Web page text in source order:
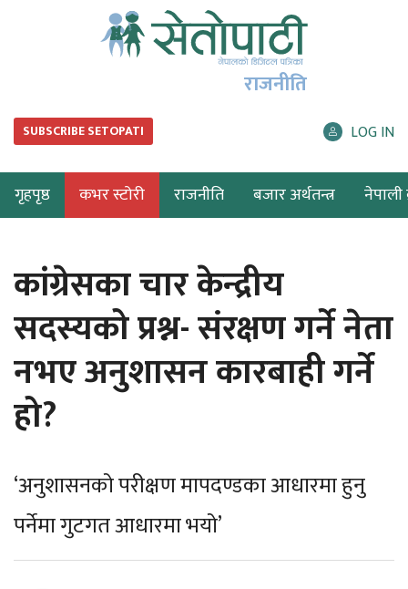
राजनीति
SUBSCRIBE SETOPATI LOG IN
गृहपृष्ठ कभर स्टोरी राजनीति बजार अर्थतन्त्र नेपाली
कांग्रेसका चार केन्द्रीय
सदस्यको प्रश्न- संरक्षण गर्ने नेता
नभए अनुशासन कारबाही गर्ने
हो?
‘अनुशासनको परीक्षण मापदण्डका आधारमा हुनु
पर्नेमा गुटगत आधारमा भयो’